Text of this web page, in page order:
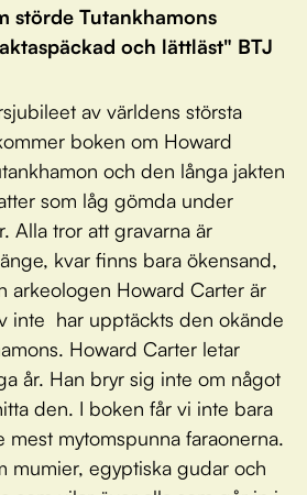
störde Tutankhamons
och lättläst" BTJ
av världens största
boken om Howard
och den långa jakten
som låg gömda under
Alla tror att gravarna är
kvar finns bara ökensand,
arkeologen Howard Carter är
inte har upptäckts den okände
Howard Carter letar
år. Han bryr sig inte om något
den. I boken får vi inte bara
mest mytomspunna faraonerna.
mumier, egyptiska gudar och